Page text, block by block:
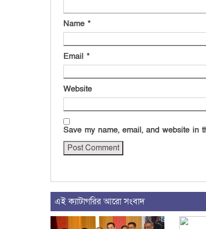
Name *
Email *
Website
Save my name, email, and website in
এই ক্যাটাগরির আরো সংবাদ